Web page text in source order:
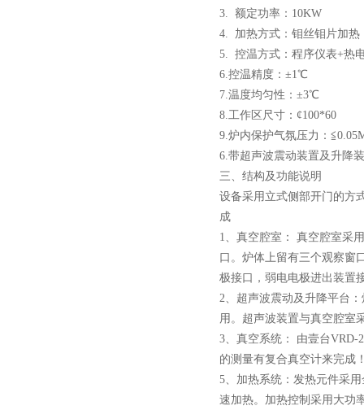
3. 额定功率：10KW
4. 加热方式：钼丝钼片加热
5. 控温方式：程序仪表+热
6.控温精度：±1℃
7.温度均匀性：±3℃
8.工作区尺寸：¢100*60
9.炉内保护气氛压力：
6.带超声波震动装置及升降
三、结构及功能说明
设备采用立式侧部开门的方
成
1、真空腔室： 真空腔室采
口。炉体上留有三个观察窗
极接口，弱电电极进出装置
2、超声波震动及升降平台
用。超声波装置与真空腔室
3、真空系统： 由壹台VRD-
的测量有复合真空计来完成
5、加热系统：发热元件采
速加热。加热控制采用大功